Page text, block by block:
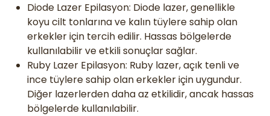
Diode Lazer Epilasyon: Diode lazer, genellikle
koyu cilt tonlarına ve kalın tüylere sahip olan
erkekler için tercih edilir. Hassas bölgelerde
kullanılabilir ve etkili sonuçlar sağlar.
Ruby Lazer Epilasyon: Ruby lazer, açık tenli ve
ince tüylere sahip olan erkekler için uygundur.
Diğer lazerlerden daha az etkilidir, ancak hassas
bölgelerde kullanılabilir.